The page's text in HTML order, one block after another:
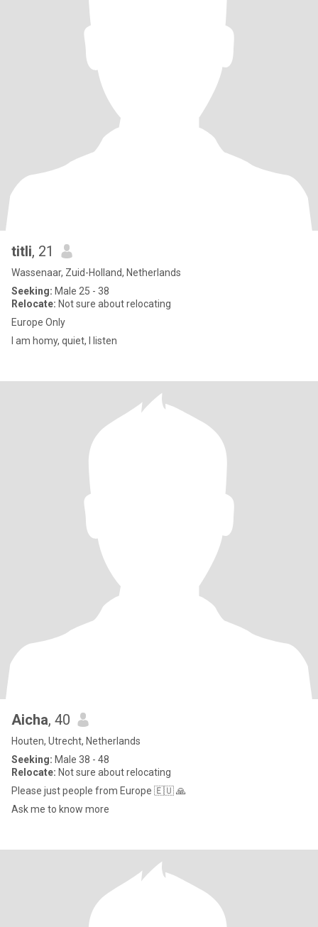
titli, 21
Wassenaar, Zuid-Holland, Netherlands
Seeking: Male 25 - 38
Relocate: Not sure about relocating
Europe Only
I am homy, quiet, I listen
Aicha, 40
Houten, Utrecht, Netherlands
Seeking: Male 38 - 48
Relocate: Not sure about relocating
Please just people from Europe 🇪🇺 🙏
Ask me to know more